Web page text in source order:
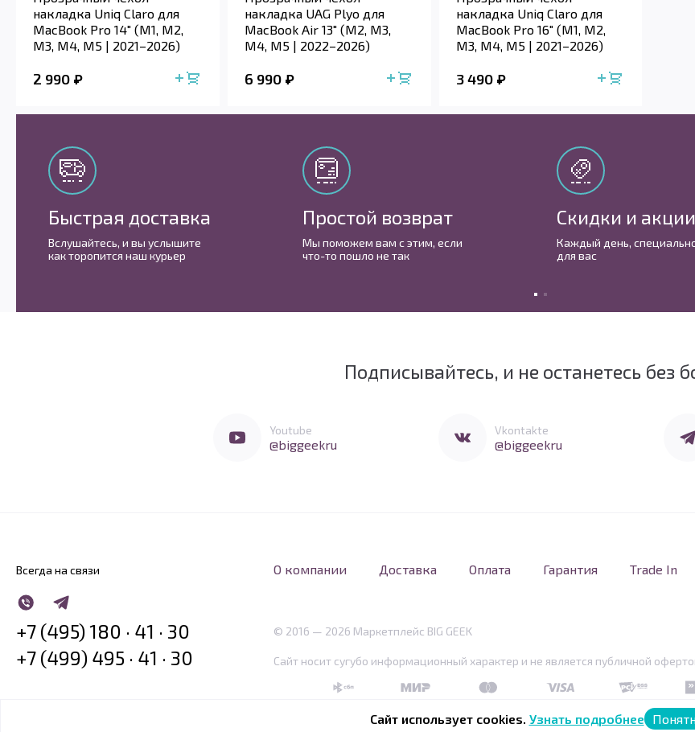
накладка Uniq Claro для
MacBook Pro 14" (M1, M2,
M3, M4, M5 | 2021–2026)
2 990
накладка UAG Plyo для
MacBook Air 13" (M2, M3,
M4, M5 | 2022–2026)
6 990
накладка Uniq Claro для
MacBook Pro 16" (M1, M2,
M3, M4, M5 | 2021–2026)
3 490
Быстрая доставка
Вслушайтесь, и вы услышите
как торопится наш курьер
Простой возврат
Мы поможем вам с этим, если
что-то пошло не так
Скидки и акции
Каждый день,
для вас
Подписывайтесь, и не останетесь без
Youtube
@biggeekru
Vkontakte
@biggeekru
О компании Доставка Оплата Гарантия Trade In
Всегда на связи
WhatsAppTelegram
+7 (495) 180 · 41 · 30
+7 (499) 495 · 41 · 30
© 2016 — 2026 Маркетплейс BIG GEEK
Сайт носит сугубо информационный характер и не является публичной
SBP MIR MasterCard Visa PCI DSS
Сайт использует cookies. Узнать подробнее